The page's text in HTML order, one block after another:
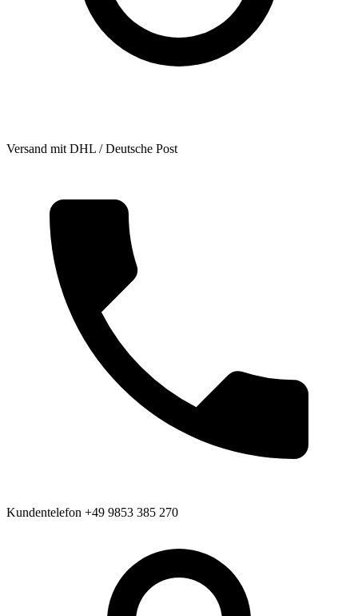
Versand mit DHL / Deutsche Post
Kundentelefon +49 9853 385 270